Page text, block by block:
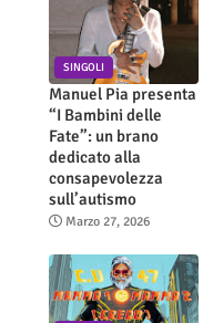
SINGOLI
Manuel Pia presenta
“I Bambini delle
Fate”: un brano
dedicato alla
consapevolezza
sull’autismo
Marzo 27, 2026